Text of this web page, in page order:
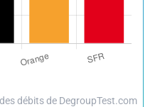
débits de DegroupTest.com